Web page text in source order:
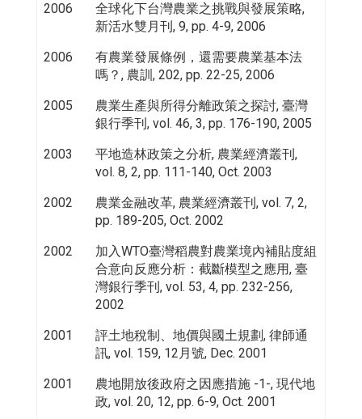
2006
全球化下台灣農業之挑戰與發展策略,
新活水雙月刊, 9, pp. 4-9, 2006
2006
有農業發展條例，還需要農業基本法
嗎？, 農訓, 202, pp. 22-25, 2006
2005
農業生產與所得分離政策之探討, 臺灣
銀行季刊, vol. 46, 3, pp. 176-190, 2005
2003
平地造林政策之分析, 農業經濟叢刊,
vol. 8, 2, pp. 111-140, Oct. 2003
2002
農業金融改革, 農業經濟叢刊, vol. 7, 2,
pp. 189-205, Oct. 2002
2002
加入WTO臺灣稻農對農業境內補貼度組
合意向反應分析：截斷模型之應用, 臺
灣銀行季刊, vol. 53, 4, pp. 232-256,
2002
2001
評土地稅制、地價與國土規劃, 律師通
訊, vol. 159, 12月號, Dec. 2001
2001
農地開放後政府之因應措施 -1-, 現代地
政, vol. 20, 12, pp. 6-9, Oct. 2001